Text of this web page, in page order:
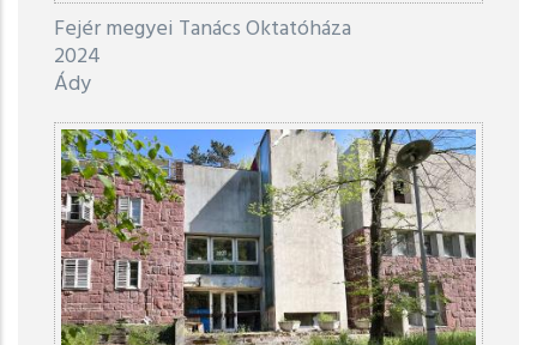
Fejér megyei Tanács Oktatóháza
2024
Ády